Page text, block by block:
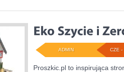
CZE -
ADMIN
Proszkic.pl to inspirująca